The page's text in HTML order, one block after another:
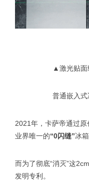
▲激光贴面
普通嵌入
2021年，卡萨帝通过
业界唯一的“0闪缝”冰箱
而为了彻底“消灭”这
发明专利。